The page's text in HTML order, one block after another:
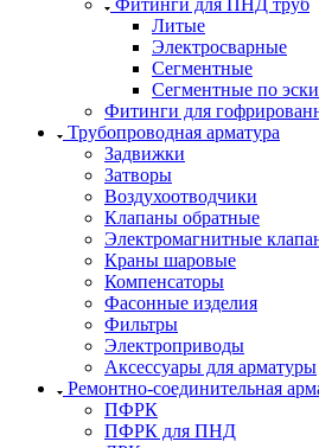
Фитинги для ПНД труб
Литые
Электросварные
Сегментные
Сегментные по
Фитинги для
Трубопроводная арматура
Задвижки
Затворы
Воздухоотводчики
Клапаны обратные
Электромагнитные
Краны шаровые
Компенсаторы
Фасонные изделия
Фильтры
Электроприводы
Аксессуары для арматуры
Ремонтно-соединительная
ПФРК
ПФРК для ПНД